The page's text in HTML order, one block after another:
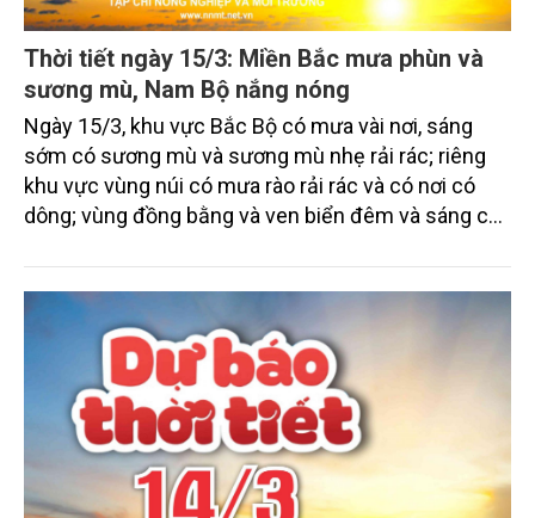
Thời tiết ngày 15/3: Miền Bắc mưa phùn và
sương mù, Nam Bộ nắng nóng
Ngày 15/3, khu vực Bắc Bộ có mưa vài nơi, sáng
sớm có sương mù và sương mù nhẹ rải rác; riêng
khu vực vùng núi có mưa rào rải rác và có nơi có
dông; vùng đồng bằng và ven biển đêm và sáng có
vực cao nguyên Trung Bộ và Nam Bộ tiếp tục duy trì
ít mưa, ngày nắng, riêng miền Đông Nam Bộ có nơi
nắng nóng.